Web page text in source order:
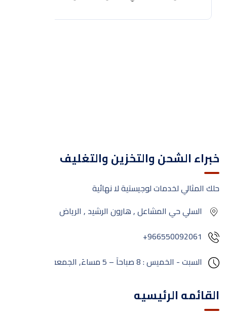
خبراء الشحن والتخزين والتغليف
حلك المثالي لخدمات لوجيستية لا نهائية
السلي حي المشاعل , هارون الرشيد , الرياض
+966550092061
السبت - الخميس : 8 صباحآ – 5 مساءَ,
الجمعة:
القائمه الرئيسيه